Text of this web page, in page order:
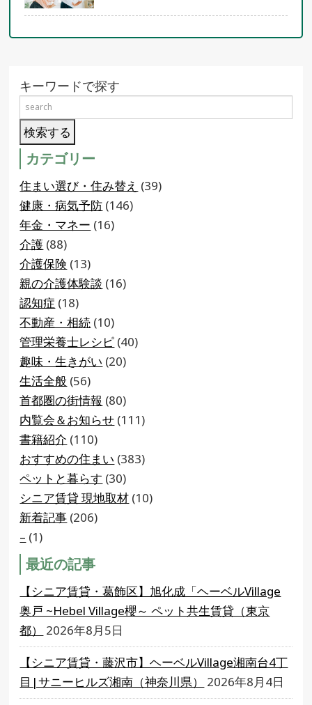
キーワードで探す
カテゴリー
住まい選び・住み替え (39)
健康・病気予防 (146)
年金・マネー (16)
介護 (88)
介護保険 (13)
親の介護体験談 (16)
認知症 (18)
不動産・相続 (10)
管理栄養士レシピ (40)
趣味・生きがい (20)
生活全般 (56)
首都圏の街情報 (80)
内覧会＆お知らせ (111)
書籍紹介 (110)
おすすめの住まい (383)
ペットと暮らす (30)
シニア賃貸 現地取材 (10)
新着記事 (206)
– (1)
最近の記事
【シニア賃貸・葛飾区】旭化成「ヘーベルVillage
奥戸 ~Hebel Village櫻～ ペット共生賃貸（東京
都）
2026年8月5日
【シニア賃貸・藤沢市】ヘーベルVillage湘南台4丁
目|サニーヒルズ湘南（神奈川県）
2026年8月4日